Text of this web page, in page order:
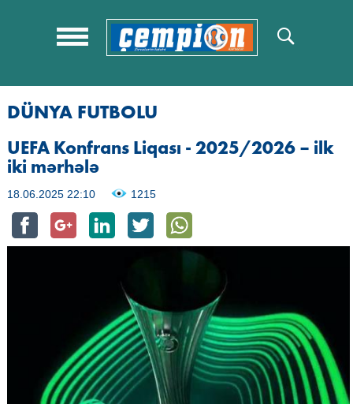
DÜNYA FUTBOLU
UEFA Konfrans Liqası - 2025/2026 – ilk
iki mərhələ
18.06.2025 22:10 1215